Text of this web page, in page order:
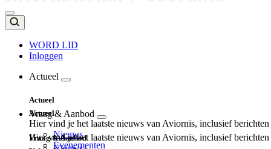
Top
navigation
WORD LID
Inloggen
navigation
Actueel
Actueel
Hier vind je het laatste nieuws van Aviornis, inclusief
Nieuws
Evenementen
Actueel
Hier vind je het laatste nieuws van Aviornis, inclusief
Vraag & Aanbod
Vraag & Aanbod